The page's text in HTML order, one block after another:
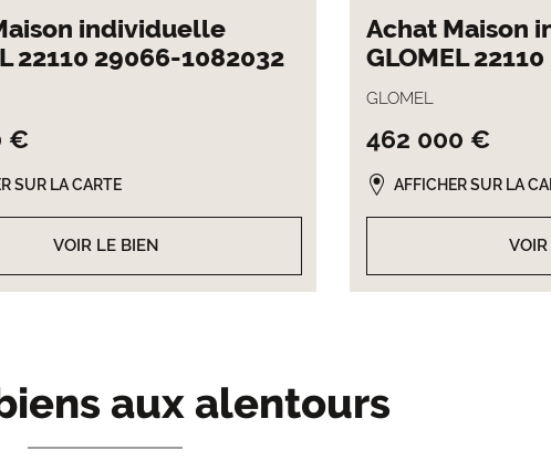
individuelle
22110 29066-1082032
€
VOIR LE BIEN
SUR LA CARTE
Achat Maison
GLOMEL
GLOMEL
462 000 €
AFFICHER SUR LA
aux alentours